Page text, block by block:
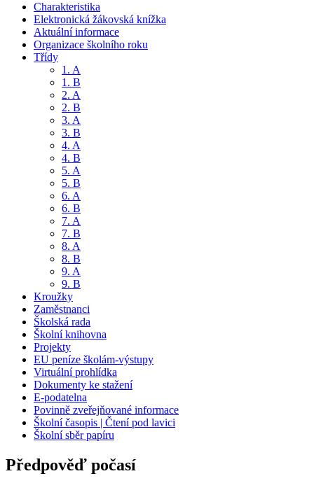
Charakteristika
Elektronická žákovská knížka
Aktuální informace
Organizace školního roku
Třídy
1. A
1. B
2. A
2. B
3. A
3. B
4. A
4. B
5. A
5. B
6. A
6. B
7. A
7. B
8. A
8. B
9. A
9. B
Kroužky
Zaměstnanci
Školská rada
Školní knihovna
Projekty
EU peníze školám-výstupy
Virtuální prohlídka
Dokumenty ke stažení
E-podatelna
Povinně zveřejňované informace
Školní časopis | Čtení pod lavici
Školní sběr papíru
Předpověď počasí